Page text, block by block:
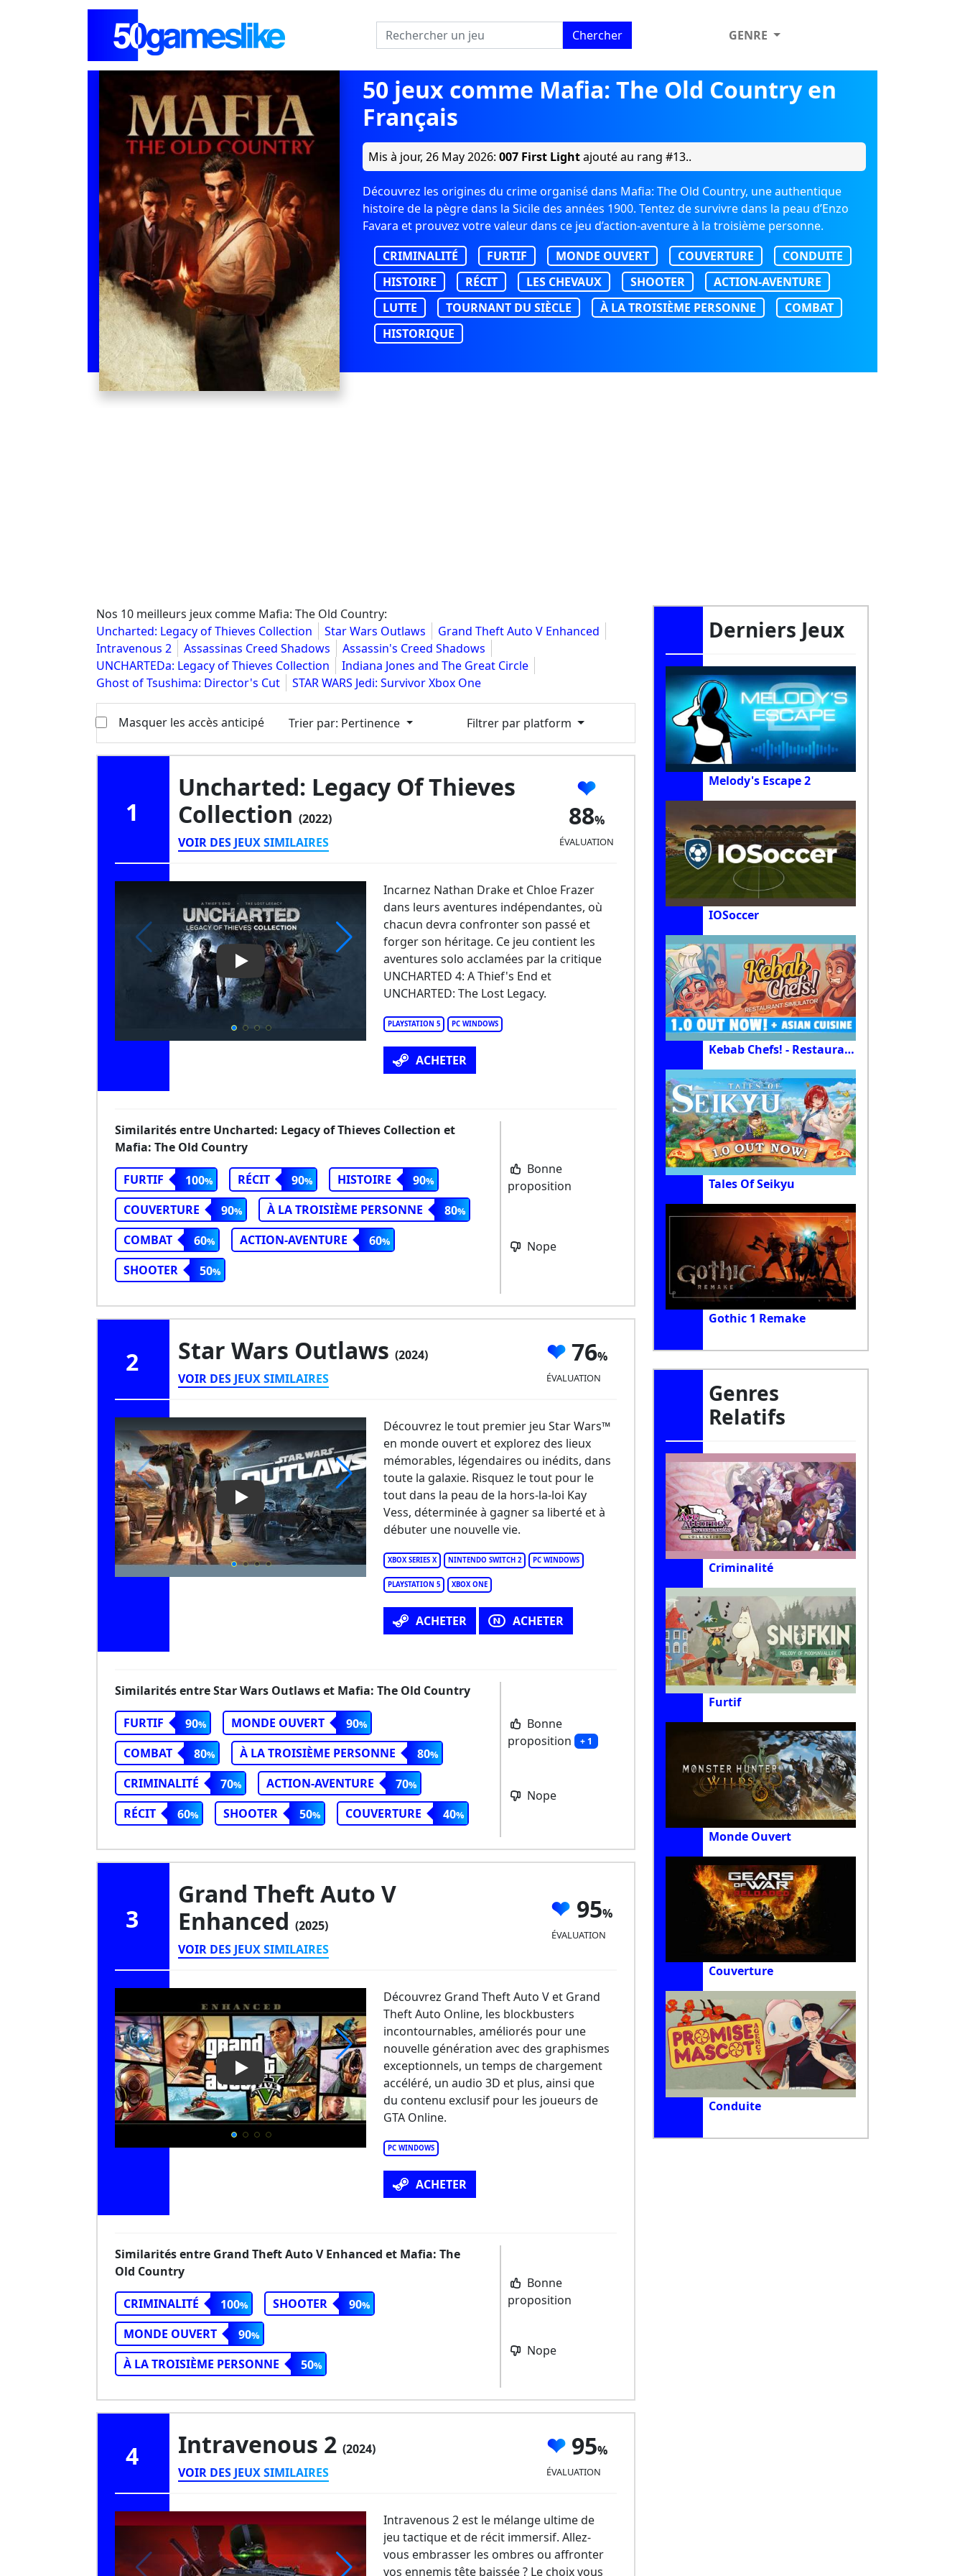
Chercher GENRE
50 jeux comme Mafia: The Old Country en
Français
Mis à jour, 26 May 2026: 007 First Lightajouté au rang #13..
Découvrez les origines du crime organisé dans Mafia: The Old Country, une authentique
histoire de la pègre dans la Sicile des années 1900. Tentez de survivre dans la peau d’Enzo
Favara et prouvez votre valeur dans ce jeu d’action-aventure à la troisième personne.
CRIMINALITÉ
FURTIF MONDE OUVERT COUVERTURE
CONDUITE
HISTOIRE
RÉCIT LES CHEVAUX SHOOTER
ACTION-AVENTURE
LUTTE
TOURNANT DU SIÈCLE À LA TROISIÈME PERSONNE
COMBAT
HISTORIQUE
Nos 10 meilleurs jeux comme Mafia: The Old Country:
Uncharted: Legacy of Thieves Collection
Star Wars Outlaws
Grand Theft Auto V Enhanced
Intravenous 2
Assassinas Creed Shadows
Assassin's Creed Shadows
UNCHARTEDa: Legacy of Thieves Collection
Indiana Jones and The Great Circle
Ghost of Tsushima: Director's Cut
STAR WARS Jedi: Survivor Xbox One
Masquer les accès anticipé Trier par: Pertinence Filtrer par platform
1
Uncharted: Legacy Of Thieves
Collection (2022)
VOIR DES JEUX SIMILAIRES
88
ÉVALUATION
Play Video: Uncharted: Legacy of Thieves Collection
PLAYSTATION 5 PC WINDOWS
Incarnez Nathan Drake et Chloe Frazer
dans leurs aventures indépendantes, où
chacun devra confronter son passé et
forger son héritage. Ce jeu contient les
aventures solo acclamées par la critique
UNCHARTED 4: A Thief's End et
UNCHARTED: The Lost Legacy.
ACHETER
Similarités entre Uncharted: Legacy of Thieves Collection et
Mafia: The Old Country
FURTIF 100 RÉCIT 90 HISTOIRE
90
COUVERTURE
90 À LA TROISIÈME PERSONNE
80
COMBAT
60 ACTION-AVENTURE
60
SHOOTER
50
Bonne
proposition
Nope
2 Star Wars Outlaws (2024)
VOIR DES JEUX SIMILAIRES
76
ÉVALUATION
Play Video: Star Wars Outlaws
XBOX SERIES X NINTENDO SWITCH 2 PC WINDOWS
PLAYSTATION 5 XBOX ONE
Découvrez le tout premier jeu Star Wars™
en monde ouvert et explorez des lieux
mémorables, légendaires ou inédits, dans
toute la galaxie. Risquez le tout pour le
tout dans la peau de la hors-la-loi Kay
Vess, déterminée à gagner sa liberté et à
débuter une nouvelle vie.
ACHETER ACHETER
Similarités entre Star Wars Outlaws et Mafia: The Old Country
FURTIF 90 MONDE OUVERT
90
COMBAT
80 À LA TROISIÈME PERSONNE
80
CRIMINALITÉ
70 ACTION-AVENTURE
70
RÉCIT
60 SHOOTER 50 COUVERTURE 40
Bonne
proposition + 1
Nope
3
Grand Theft Auto V
Enhanced (2025)
VOIR DES JEUX SIMILAIRES
95
ÉVALUATION
Play Video: Grand Theft Auto V Enhanced
PC WINDOWS
Découvrez Grand Theft Auto V et Grand
Theft Auto Online, les blockbusters
incontournables, améliorés pour une
nouvelle génération avec des graphismes
exceptionnels, un temps de chargement
accéléré, un audio 3D et plus, ainsi que
du contenu exclusif pour les joueurs de
GTA Online.
ACHETER
Similarités entre Grand Theft Auto V Enhanced et Mafia: The
Old Country
CRIMINALITÉ 100 SHOOTER
90
MONDE OUVERT
90
À LA TROISIÈME PERSONNE
50
Bonne
proposition
Nope
4 Intravenous 2 (2024)
VOIR DES JEUX SIMILAIRES
95
ÉVALUATION
Intravenous 2 est le mélange ultime de
jeu tactique et de récit immersif. Allez-
vous embrasser les ombres ou affronter
vos ennemis tête baissée ? Le choix vous
Derniers Jeux
Melody's Escape 2
IOSoccer
Kebab Chefs! - Restaurant Simulator
Tales Of Seikyu
Gothic 1 Remake
Genres
Relatifs
Criminalité
Furtif
Monde Ouvert
Couverture
Conduite